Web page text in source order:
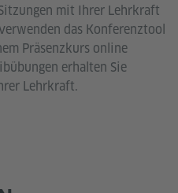
mit Ihrer Lehrkraft
das Konferenztool
Präsenzkurs online
erhalten Sie
Lehrkraft.